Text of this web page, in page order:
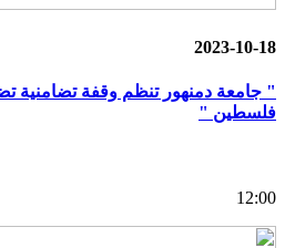
2023-10-18
" جامعة دمنهور تنظم وقفة تضامنية
فلسطين "
12:00